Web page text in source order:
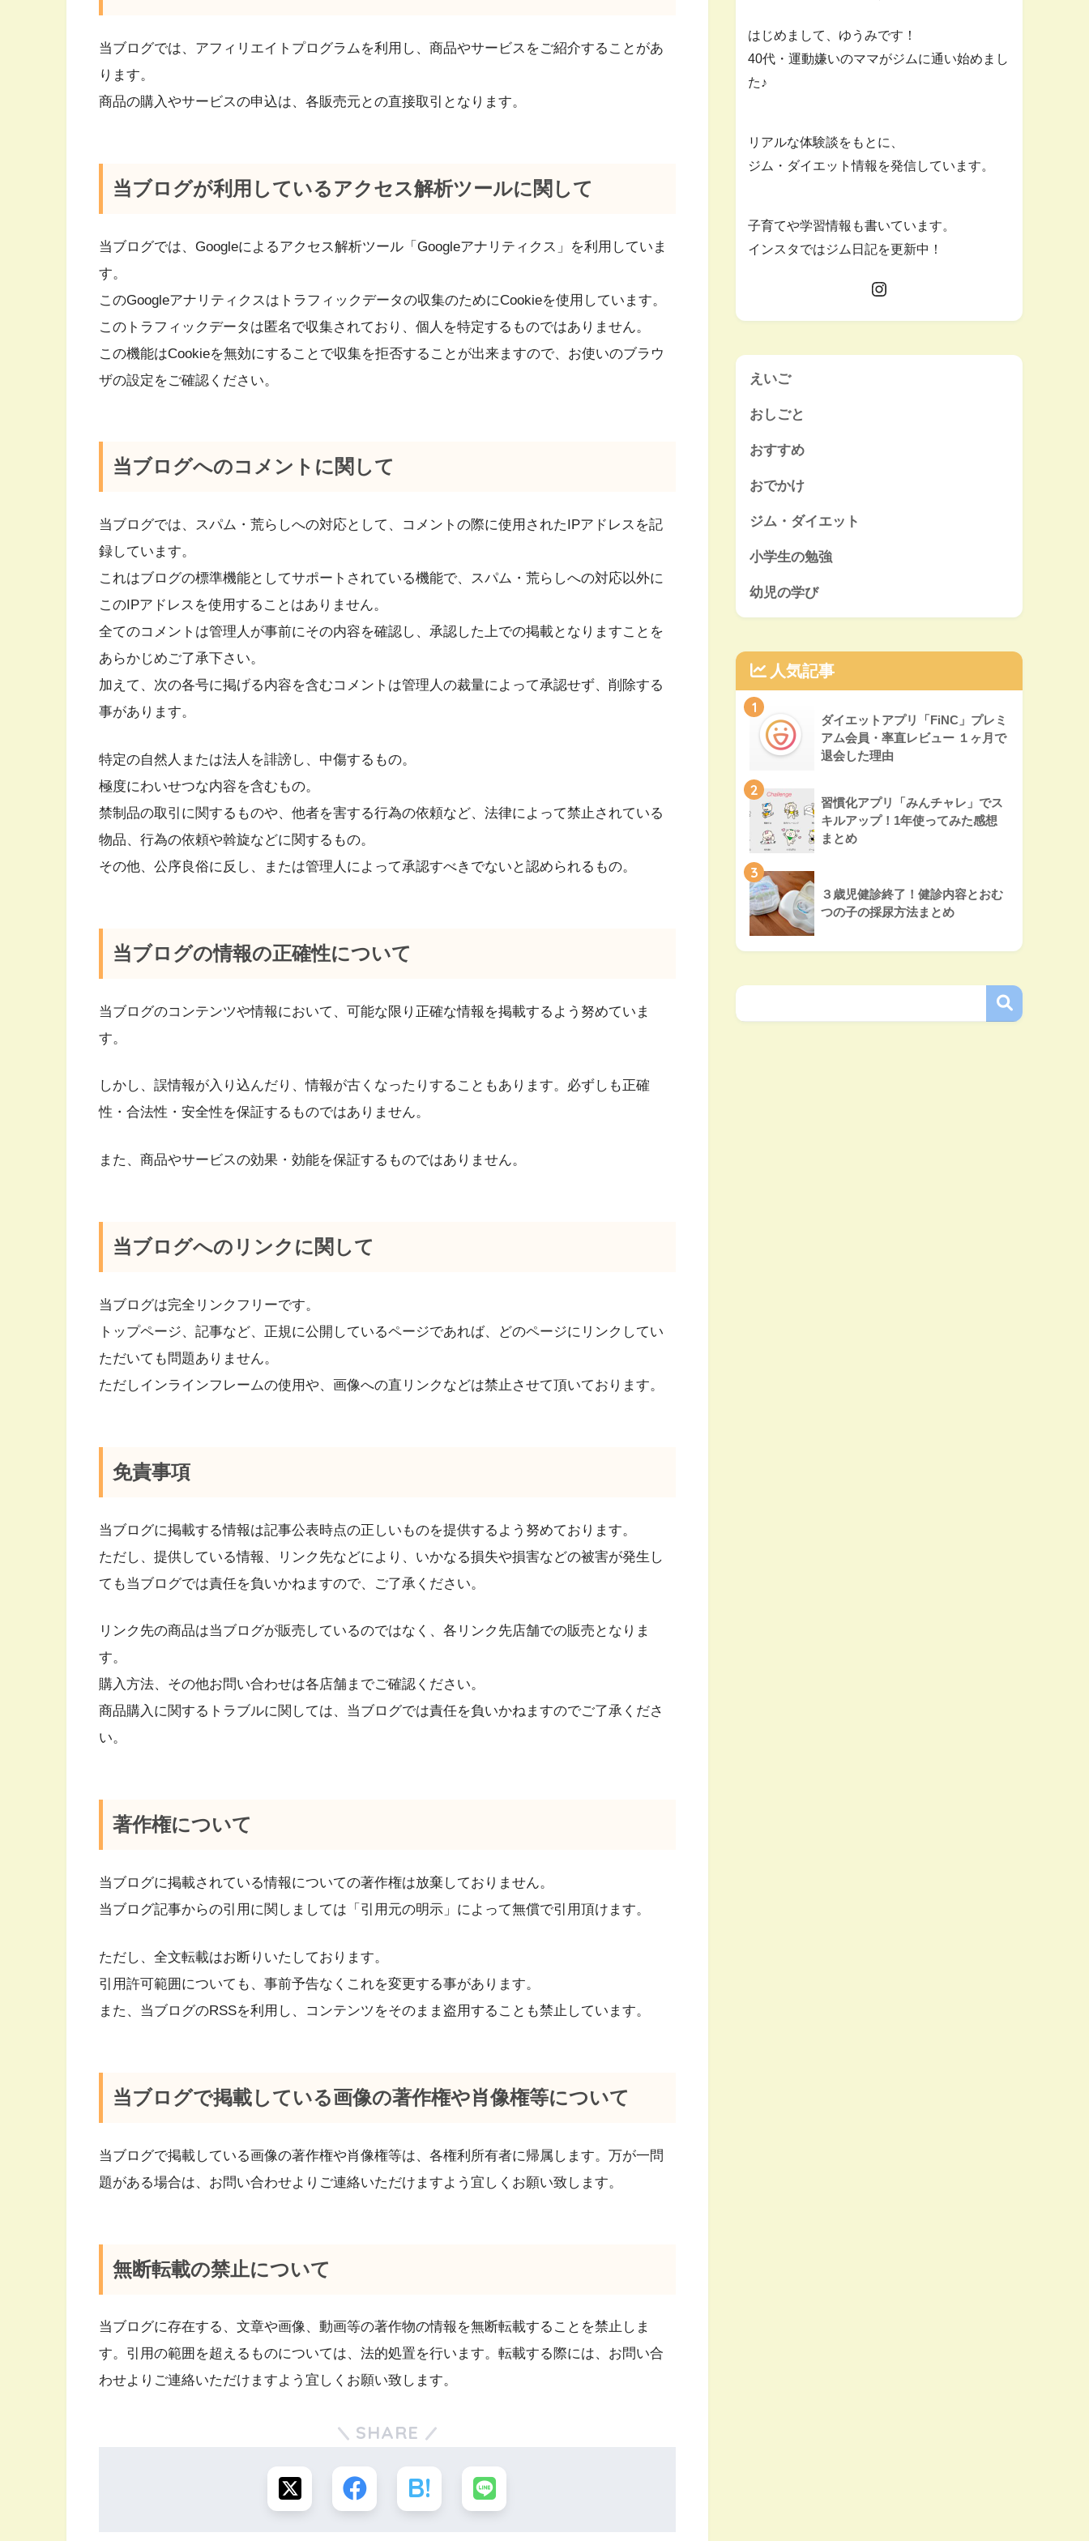
当ブログでは、アフィリエイトプログラムを利用し、商品やサービスをご紹介することがあ
ります。
商品の購入やサービスの申込は、各販売元との直接取引となります。
当ブログが利用しているアクセス解析ツールに関して
当ブログでは、Googleによるアクセス解析ツール「Googleアナリティクス」を利用していま
す。
このGoogleアナリティクスはトラフィックデータの収集のためにCookieを使用しています。
このトラフィックデータは匿名で収集されており、個人を特定するものではありません。
この機能はCookieを無効にすることで収集を拒否することが出来ますので、お使いのブラウ
ザの設定をご確認ください。
当ブログへのコメントに関して
当ブログでは、スパム・荒らしへの対応として、コメントの際に使用されたIPアドレスを記
録しています。
これはブログの標準機能としてサポートされている機能で、スパム・荒らしへの対応以外に
このIPアドレスを使用することはありません。
全てのコメントは管理人が事前にその内容を確認し、承認した上での掲載となりますことを
あらかじめご了承下さい。
加えて、次の各号に掲げる内容を含むコメントは管理人の裁量によって承認せず、削除する
事があります。
特定の自然人または法人を誹謗し、中傷するもの。
極度にわいせつな内容を含むもの。
禁制品の取引に関するものや、他者を害する行為の依頼など、法律によって禁止されている
物品、行為の依頼や斡旋などに関するもの。
その他、公序良俗に反し、または管理人によって承認すべきでないと認められるもの。
当ブログの情報の正確性について
当ブログのコンテンツや情報において、可能な限り正確な情報を掲載するよう努めていま
す。
しかし、誤情報が入り込んだり、情報が古くなったりすることもあります。必ずしも正確
性・合法性・安全性を保証するものではありません。
また、商品やサービスの効果・効能を保証するものではありません。
当ブログへのリンクに関して
当ブログは完全リンクフリーです。
トップページ、記事など、正規に公開しているページであれば、どのページにリンクしてい
ただいても問題ありません。
ただしインラインフレームの使用や、画像への直リンクなどは禁止させて頂いております。
免責事項
当ブログに掲載する情報は記事公表時点の正しいものを提供するよう努めております。
ただし、提供している情報、リンク先などにより、いかなる損失や損害などの被害が発生し
ても当ブログでは責任を負いかねますので、ご了承ください。
リンク先の商品は当ブログが販売しているのではなく、各リンク先店舗での販売となりま
す。
購入方法、その他お問い合わせは各店舗までご確認ください。
商品購入に関するトラブルに関しては、当ブログでは責任を負いかねますのでご了承くださ
い。
著作権について
当ブログに掲載されている情報についての著作権は放棄しておりません。
当ブログ記事からの引用に関しましては「引用元の明示」によって無償で引用頂けます。
ただし、全文転載はお断りいたしております。
引用許可範囲についても、事前予告なくこれを変更する事があります。
また、当ブログのRSSを利用し、コンテンツをそのまま盗用することも禁止しています。
当ブログで掲載している画像の著作権や肖像権等について
当ブログで掲載している画像の著作権や肖像権等は、各権利所有者に帰属します。万が一問
題がある場合は、お問い合わせよりご連絡いただけますよう宜しくお願い致します。
無断転載の禁止について
当ブログに存在する、文章や画像、動画等の著作物の情報を無断転載することを禁止しま
す。引用の範囲を超えるものについては、法的処置を行います。転載する際には、お問い合
わせよりご連絡いただけますよう宜しくお願い致します。
SHARE
はじめまして、ゆうみです！
40代・運動嫌いのママがジムに通い始めまし
た♪
リアルな体験談をもとに、
ジム・ダイエット情報を発信しています。
子育てや学習情報も書いています。
インスタではジム日記を更新中！
えいご
おしごと
おすすめ
おでかけ
ジム・ダイエット
小学生の勉強
幼児の学び
人気記事
1
ダイエットアプリ「FiNC」プレミ
アム会員・率直レビュー １ヶ月で
退会した理由
2
習慣化アプリ「みんチャレ」でス
キルアップ！1年使ってみた感想
まとめ
3
３歳児健診終了！健診内容とおむ
つの子の採尿方法まとめ